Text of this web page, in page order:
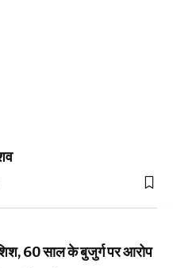
60 साल के बुजुर्ग पर आरोप